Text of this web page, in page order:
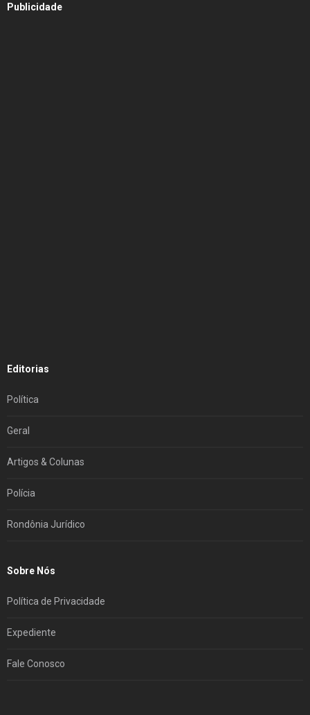
Publicidade
Editorias
Política
Geral
Artigos & Colunas
Polícia
Rondônia Jurídico
Sobre Nós
Política de Privacidade
Expediente
Fale Conosco